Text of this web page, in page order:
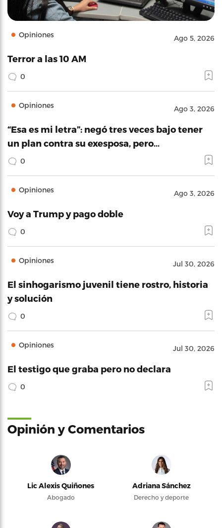
Opiniones Ago 5, 2026
Terror a las 10 AM
0
Opiniones Ago 3, 2026
“Esa es mi letra”: negó tres veces bajo tener
un plan contra su exesposa, pero…
0
Opiniones Ago 3, 2026
Voy a Trump y pago doble
0
Opiniones Jul 30, 2026
El sinhogarismo juvenil tiene rostro, historia
y solución
0
Opiniones Jul 30, 2026
El testigo que graba pero no declara
0
Opinión y Comentarios
Lic Alexis Quiñones
Abogado
Adriana Sánchez
Derecho y deporte